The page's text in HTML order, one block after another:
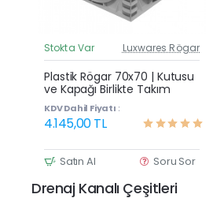
Güncel Fiyat
Yeni Ürün
Stokta Var Luxwares Rögar
Plastik Rögar 70x70 | Kutusu
ve Kapağı Birlikte Takım
KDV Dahil Fiyatı :
4.145,00 TL
Satın Al Soru Sor
Drenaj Kanalı Çeşitleri